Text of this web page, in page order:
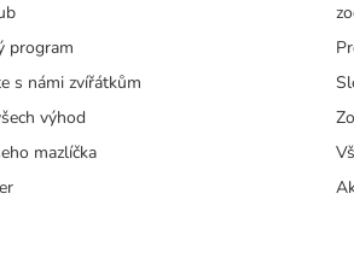
program
s námi zvířátkům
výhod
mazlíčka